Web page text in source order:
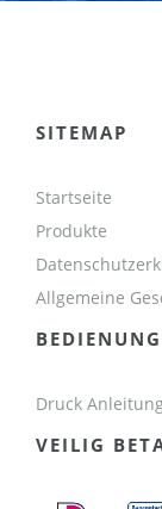
SITEMAP
Startseite
Produkte
Allgemeine
BEDIENUNG
Druck
VEILIG